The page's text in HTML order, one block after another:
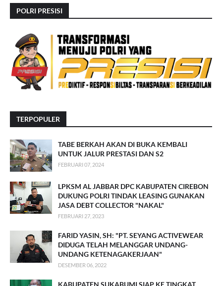
POLRI PRESISI
TERPOPULER
TABE BERKAH AKAN DI BUKA KEMBALI
UNTUK JALUR PRESTASI DAN S2
FEBRUARI 07, 2024
LPKSM AL JABBAR DPC KABUPATEN CIREBON
DUKUNG POLRI TINDAK LEASING GUNAKAN
JASA DEBT COLLECTOR "NAKAL"
FEBRUARI 27, 2023
FARID YASIN, SH: "PT. SEYANG ACTIVEWEAR
DIDUGA TELAH MELANGGAR UNDANG-
UNDANG KETENAGAKERJAAN"
DESEMBER 06, 2022